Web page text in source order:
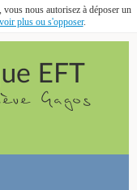
nous autorisez à déposer un
plus ou s'opposer.